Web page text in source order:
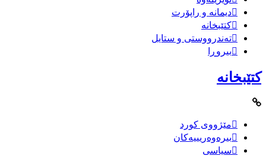
دیمانە و راپۆرت
کتێبخانە
تەندرووستی و ستایل
بیروڕا
کتێبخانە
مێژووى کورد
بیرەوەریییەکان
سیاسى